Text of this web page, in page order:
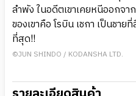
ลำพัง ในอดีตเขาเคยหนีออกจ
ของเขาคือ โรบิน เชกา เป็นชา
ที่สุด!!
©JUN SHINDO / KODANSHA LTD.